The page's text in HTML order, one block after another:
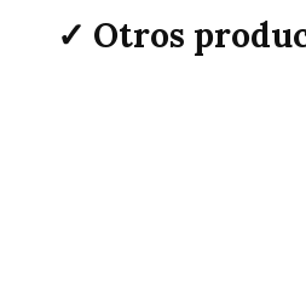
✓ Otros